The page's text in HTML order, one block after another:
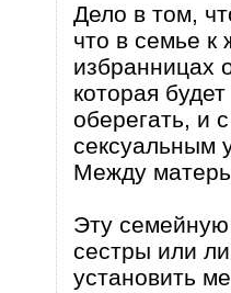
Дело в том,
что в семье к
избранницах
которая
оберегать, и
сексуальным
Между
Эту
сестры или
установить